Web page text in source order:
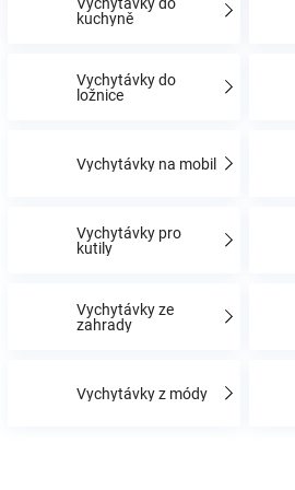
oblečení
kuchyně
Vychytávky do
ložnice
Vychytávky na mobil
Vychytávky pro
kutily
Vychytávky ze
zahrady
Vychytávky z módy